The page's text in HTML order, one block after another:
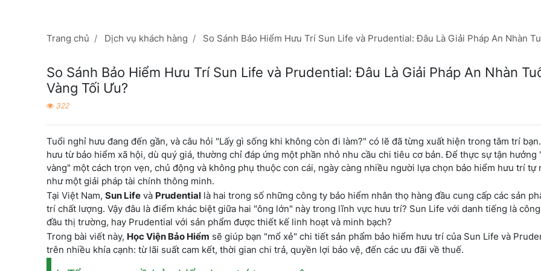
Trang chủ Dịch vụ khách hàng So Sánh Bảo Hiểm Hưu Trí Sun Life và Prudential: Đâu Là Giải Pháp An Nhàn
So Sánh Bảo Hiểm Hưu Trí Sun Life và Prudential: Đâu Là Giải Pháp An Nhàn
Vàng Tối Ưu?
322
Tuổi nghỉ hưu đang đến gần, và câu hỏi "Lấy gì sống khi không còn đi làm?" có lẽ đã từng xuất hiện trong tâm trí
hưu từ bảo hiểm xã hội, dù quý giá, thường chỉ đáp ứng một phần nhỏ nhu cầu chi tiêu cơ bản. Để thực sự tận hưởng
vàng" một cách trọn vẹn, chủ động và không phụ thuộc con cái, ngày càng nhiều người lựa chọn bảo hiểm hưu trí tự
như một giải pháp tài chính thông minh.
Tại Việt Nam, Sun Life và Prudential là hai trong số những công ty bảo hiểm nhân thọ hàng đầu cung cấp các sản
trí chất lượng. Vậy đâu là điểm khác biệt giữa hai "ông lớn" này trong lĩnh vực hưu trí? Sun Life với danh tiếng là
đầu thị trường, hay Prudential với sản phẩm được thiết kế linh hoạt và minh bạch?
Trong bài viết này, Học Viện Bảo Hiểm sẽ giúp bạn "mổ xẻ" chi tiết sản phẩm bảo hiểm hưu trí của Sun Life và
trên nhiều khía cạnh: từ lãi suất cam kết, thời gian chi trả, quyền lợi bảo vệ, đến các ưu đãi về thuế.